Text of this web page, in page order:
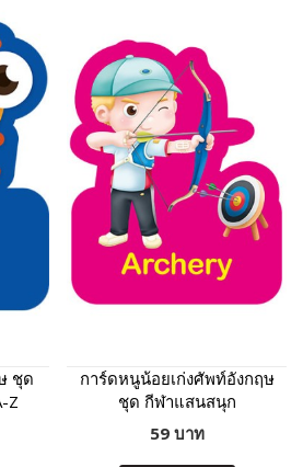
ชุด
Z
การ์ดหนูน้อยเก่งศัพท์อังกฤษ
ชุด กีฬาแสนสนุก
59 บาท